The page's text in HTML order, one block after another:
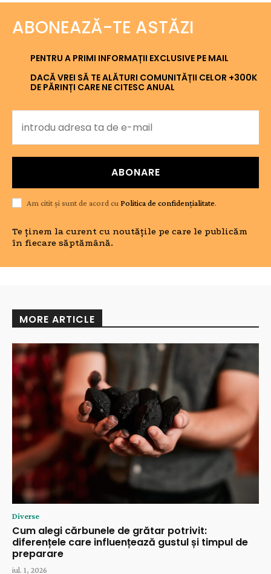
ABONEAZĂ-TE ASTĂZI
PENTRU A PRIMI INFORMAȚII EXCLUSIVE PE MAIL
DACĂ VREI SĂ TE ALĂTURI COMUNITĂȚII CELOR +300K
DE PĂRINȚI CARE NE CITESC ANUAL
ABONARE
Am citit și sunt de acord cu Politica de confidențialitate.
Te ținem la curent cu noutățile pe care le publicăm
în fiecare săptămână.
MORE ARTICLE
Diverse
Cum alegi cărbunele de grătar potrivit:
diferențele care influențează gustul și timpul de
preparare
iul. 1, 2026